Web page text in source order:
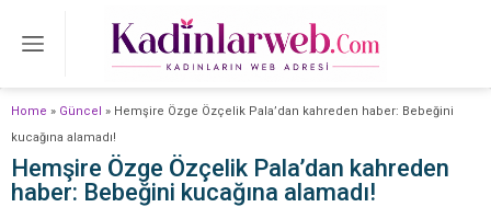
Home » Güncel » Hemşire Özge Özçelik Pala’dan kahreden haber: Bebeğini
kucağına alamadı!
Hemşire Özge Özçelik Pala’dan kahreden
haber: Bebeğini kucağına alamadı!